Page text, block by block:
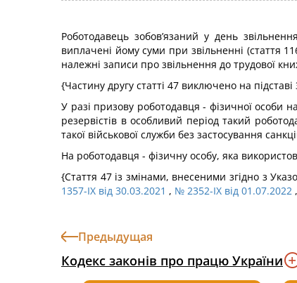
Роботодавець зобов’язаний у день
виплачені йому суми при звільненні (стаття
належні записи про звільнення до трудової
{Частину другу статті 47 виключено на підставі
У разі призову роботодавця - фізичної особи
резервістів в особливий період такий
такої військової служби без застосування
На роботодавця - фізичну особу, яка
{Стаття 47 із змінами, внесеними згідно з
1357-IX від 30.03.2021 , № 2352-IX від 01.07.2022 ,
Предыдущая
Кодекс законів про працю України